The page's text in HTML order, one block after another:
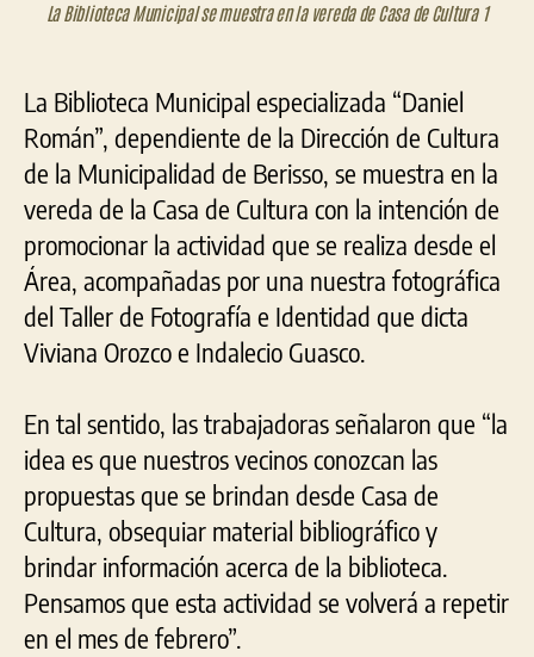
La Biblioteca Municipal se muestra en la vereda de Casa de Cultura 1
La Biblioteca Municipal especializada “Daniel
Román”, dependiente de la Dirección de Cultura
de la Municipalidad de Berisso, se muestra en la
vereda de la Casa de Cultura con la intención de
promocionar la actividad que se realiza desde el
Área, acompañadas por una nuestra fotográfica
del Taller de Fotografía e Identidad que dicta
Viviana Orozco e Indalecio Guasco.
En tal sentido, las trabajadoras señalaron que “la
idea es que nuestros vecinos conozcan las
propuestas que se brindan desde Casa de
Cultura, obsequiar material bibliográfico y
brindar información acerca de la biblioteca.
Pensamos que esta actividad se volverá a repetir
en el mes de febrero”.